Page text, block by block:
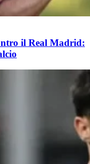
il Real Madrid: